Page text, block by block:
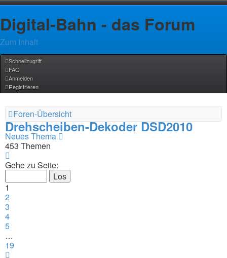
Digital-Bahn - das Forum
Zum Inhalt
Schnellzugriff
FAQ
Anmelden
Registrieren
Foren-Übersicht
Drehscheiben-Dekoder DSD2010
Neues Thema
453 Themen
1
von
19
Gehe zu Seite:
1
2
3
4
5
…
19